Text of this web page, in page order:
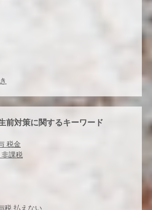
前対策に関するキーワード
税金
課税
税 払えない